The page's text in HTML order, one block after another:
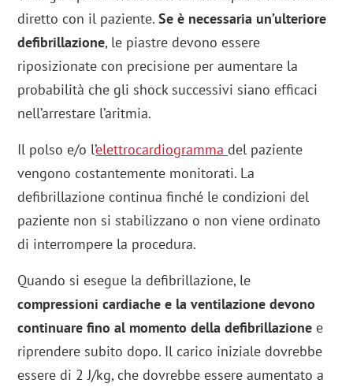
diretto con il paziente.Se è necessaria un’ulteriore
defibrillazione, le piastre devono essere
riposizionate con precisione per aumentare la
probabilità che gli shock successivi siano efficaci
nell’arrestare l’aritmia.
Il polso e/o l’elettrocardiogramma del paziente
vengono costantemente monitorati. La
defibrillazione continua finché le condizioni del
paziente non si stabilizzano o non viene ordinato
di interrompere la procedura.
Quando si esegue la defibrillazione, le
compressioni cardiache e la ventilazione devono
continuare fino al momento della defibrillazione e
riprendere subito dopo. Il carico iniziale dovrebbe
essere di 2 J/kg, che dovrebbe essere aumentato a